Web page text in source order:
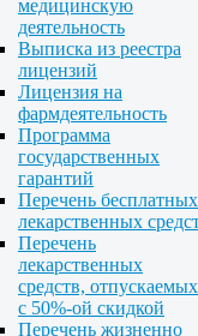
медицинскую
деятельность
Выписка из реестра
лицензий
Лицензия на
фармдеятельность
Программа
государственных
гарантий
Перечень бесплатных
лекарственных
Перечень
лекарственных
средств, отпускаемых
с 50%-ой скидкой
Перечень жизненно